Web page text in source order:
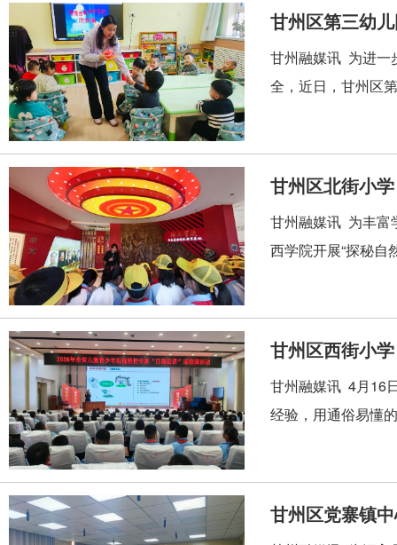
甘州区第三幼
甘州融媒讯 为进一
全，近日，甘州区
甘州区北街小
甘州融媒讯 为丰富
西学院开展“探秘自
甘州区西街小
甘州融媒讯 4月16
经验，用通俗易懂
甘州区党寨镇